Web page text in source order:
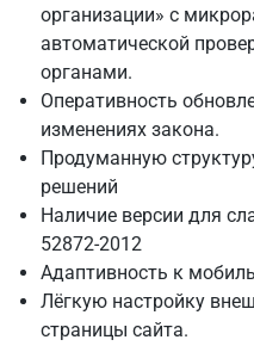
организации» с
автоматической
органами.
Оперативность
изменениях закона.
Продуманную
решений
Наличие версии для
52872-2012
Адаптивность к
Лёгкую настройку
страницы сайта.